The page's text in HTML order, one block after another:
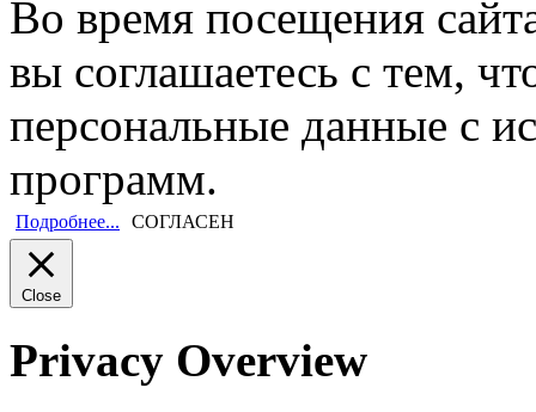
Во время посещения
вы соглашаетесь с тем,
персональные данные с
программ.
Подробнее... СОГЛАСЕН
Close
Privacy Overview